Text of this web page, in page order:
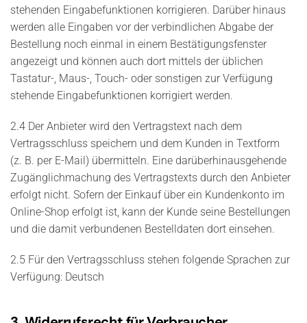
stehenden Eingabefunktionen korrigieren. Darüber hinaus
werden alle Eingaben vor der verbindlichen Abgabe der
Bestellung noch einmal in einem Bestätigungsfenster
angezeigt und können auch dort mittels der üblichen
Tastatur-, Maus-, Touch- oder sonstigen zur Verfügung
stehende Eingabefunktionen korrigiert werden.
2.4 Der Anbieter wird den Vertragstext nach dem
Vertragsschluss speichern und dem Kunden in Textform
(z. B. per E-Mail) übermitteln. Eine darüberhinausgehende
Zugänglichmachung des Vertragstexts durch den Anbieter
erfolgt nicht. Sofern der Einkauf über ein Kundenkonto im
Online-Shop erfolgt ist, kann der Kunde seine Bestellungen
und die damit verbundenen Bestelldaten dort einsehen.
2.5 Für den Vertragsschluss stehen folgende Sprachen zur
Verfügung: Deutsch